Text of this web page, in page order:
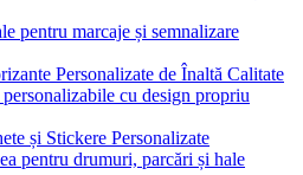
pentru marcaje și semnalizare
Personalizate de Înaltă Calitate
cu design propriu
și Stickere Personalizate
pentru drumuri, parcări și hale